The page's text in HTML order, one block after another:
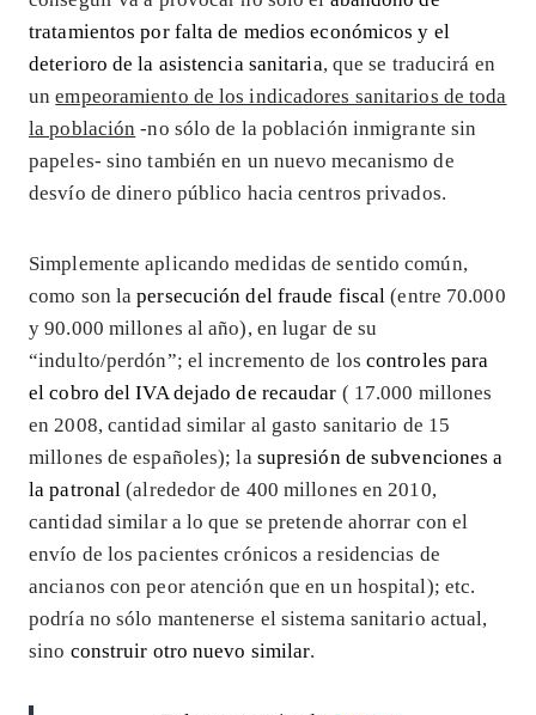
tratamientos por falta de medios económicos y el
deterioro de la asistencia sanitaria, que se traducirá en
unempeoramiento de los indicadores sanitarios de toda
la población -no sólo de la población inmigrante sin
papeles- sino también en un nuevo mecanismo de
desvío de dinero público hacia centros privados.
Simplemente aplicando medidas de sentido común,
como son lapersecución del fraude fiscal (entre 70.000
y 90.000 millones al año), en lugar de su
“indulto/perdón”; el incremento de los controles para
el cobro del IVA dejado de recaudar ( 17.000 millones
en 2008, cantidad similar al gasto sanitario de 15
millones de españoles); la supresión de subvenciones a
la patronal (alrededor de 400 millones en 2010,
cantidad similar a lo que se pretende ahorrar con el
envío de los pacientes crónicos a residencias de
ancianos con peor atención que en un hospital); etc.
podría no sólo mantenerse el sistema sanitario actual,
sino construir otro nuevo similar.